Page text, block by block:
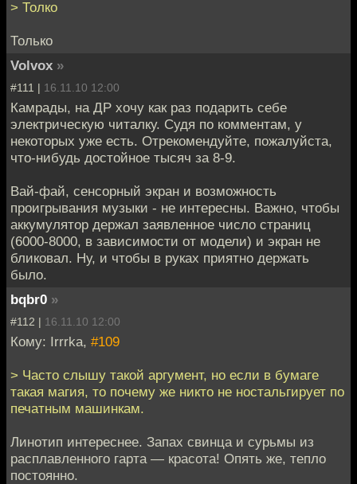
> Толко
Только
Volvox »
#111 | 16.11.10 12:00
Камрады, на ДР хочу как раз подарить себе
электрическую читалку. Судя по комментам, у
некоторых уже есть. Отрекомендуйте, пожалуйста,
что-нибудь достойное тысяч за 8-9.
Вай-фай, сенсорный экран и возможность
проигрывания музыки - не интересны. Важно, чтобы
аккумулятор держал заявленное число страниц
(6000-8000, в зависимости от модели) и экран не
бликовал. Ну, и чтобы в руках приятно держать
было.
bqbr0 »
#112 | 16.11.10 12:00
Кому: Irrrka, #109
> Часто слышу такой аргумент, но если в бумаге
такая магия, то почему же никто не ностальгирует по
печатным машинкам.
Линотип интереснее. Запах свинца и сурьмы из
расплавленного гарта — красота! Опять же, тепло
постоянно.